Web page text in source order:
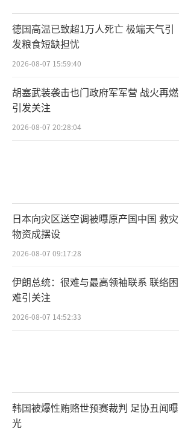
德国高温已致超1万人死亡 极端天气引
发粮食短缺担忧
2026-08-07 15:59:40
胡塞武装袭击也门政府军军营 战火再燃
引发关注
2026-08-07 20:28:04
日本向灾区送空调被曝原产国中国 救灾
物资成摆设
2026-08-07 09:17:28
伊朗总统：很难与最高领袖联系 联络困
难引关注
2026-08-07 14:52:33
韩国被爆性贿赂世预赛裁判 足协丑闻曝
光